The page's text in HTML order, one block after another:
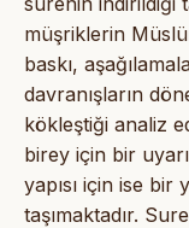
müşriklerin
baskı,
davranışların
kökleştiği analiz
birey için bir
yapısı için ise bir
taşımaktadır.